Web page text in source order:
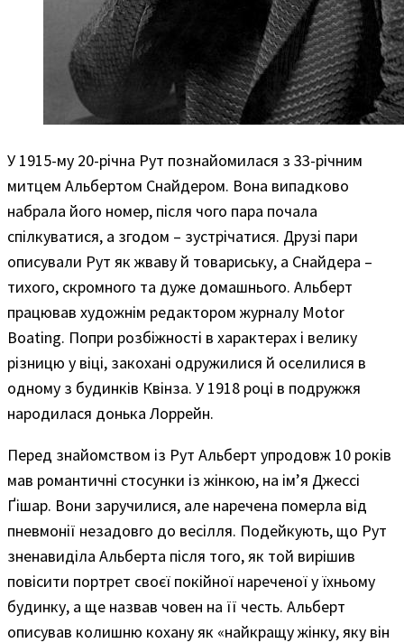
У 1915-му 20-річна Рут познайомилася з 33-річним
митцем Альбертом Снайдером. Вона випадково
набрала його номер, після чого пара почала
спілкуватися, а згодом – зустрічатися. Друзі пари
описували Рут як жваву й товариську, а Снайдера –
тихого, скромного та дуже домашнього. Альберт
працював художнім редактором журналу Motor
Boating. Попри розбіжності в характерах і велику
різницю у віці, закохані одружилися й оселилися в
одному з будинків Квінза. У 1918 році в подружжя
народилася донька Лоррейн.
Перед знайомством із Рут Альберт упродовж 10 років
мав романтичні стосунки із жінкою, на ім’я Джессі
Ґішар. Вони заручилися, але наречена померла від
пневмонії незадовго до весілля. Подейкують, що Рут
зненавиділа Альберта після того, як той вирішив
повісити портрет своєї покійної нареченої у їхньому
будинку, а ще назвав човен на її честь. Альберт
описував колишню кохану як «найкращу жінку, яку він